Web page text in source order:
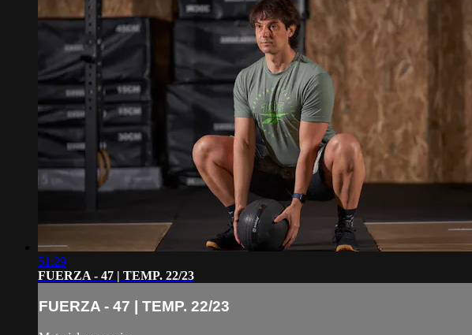
51:29
FUERZA - 47 | TEMP. 22/23
FUERZA - 47 | TEMP. 22/23